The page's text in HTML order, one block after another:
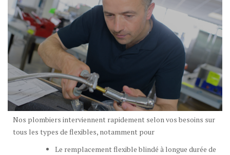
Nos plombiers interviennent rapidement selon vos besoins sur
tous les types de flexibles, notamment pour
Le remplacement flexible blindé à longue durée de